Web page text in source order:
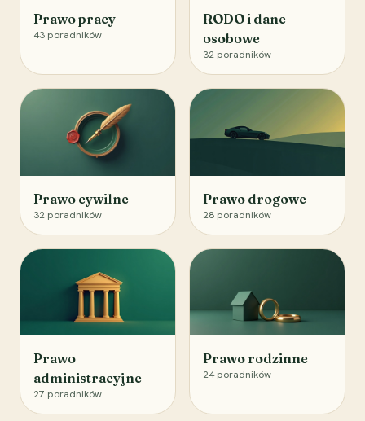
Prawo pracy
43 poradników
RODO i dane
osobowe
32 poradników
Prawo cywilne
32 poradników
Prawo drogowe
28 poradników
Prawo
administracyjne
27 poradników
Prawo rodzinne
24 poradników